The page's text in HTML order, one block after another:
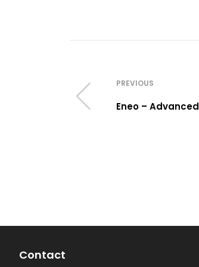
PREVIOUS
Eneo – Advanced
Contact